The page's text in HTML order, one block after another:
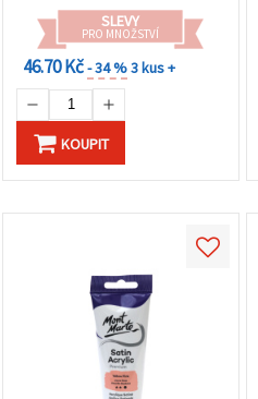
Přijmout
vše
Nastavení
SLEVY
PRO MNOŽSTVÍ
46.70 Kč- 34 %3 kus +
KOUPIT